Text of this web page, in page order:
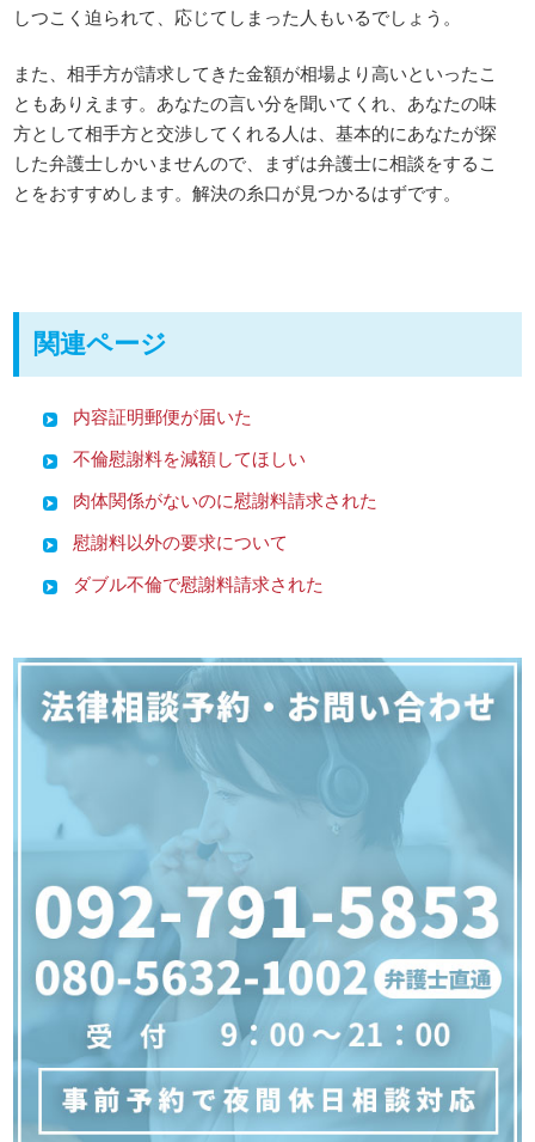
しつこく迫られて、応じてしまった人もいるでしょう。
また、相手方が請求してきた金額が相場より高いといったこ
ともありえます。あなたの言い分を聞いてくれ、あなたの味
方として相手方と交渉してくれる人は、基本的にあなたが探
した弁護士しかいませんので、まずは弁護士に相談をするこ
とをおすすめします。解決の糸口が見つかるはずです。
関連ページ
内容証明郵便が届いた
不倫慰謝料を減額してほしい
肉体関係がないのに慰謝料請求された
慰謝料以外の要求について
ダブル不倫で慰謝料請求された